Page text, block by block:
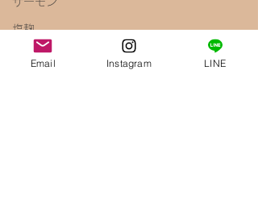
塩麹
キャベツ
Email Instagram LINE